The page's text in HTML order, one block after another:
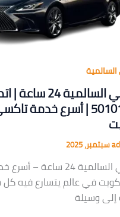
تاكسي السالمية 24
50101951 | أسرع خدمة
تاكسي السالمية 24
في عالم يتسارع فيه
إلى وسيلة